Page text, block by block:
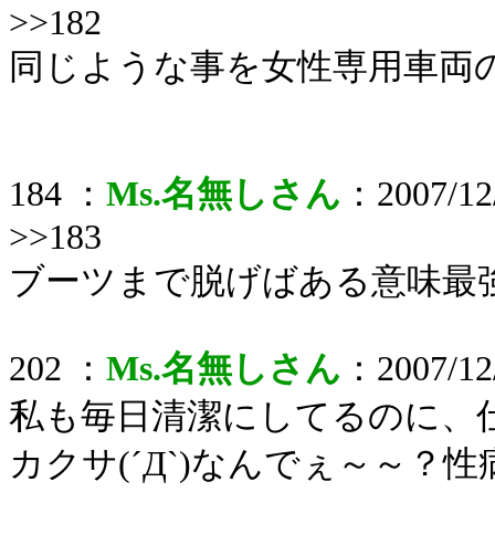
>>182
同じような事を女性専用車両
184 ： Ms.名無しさん ：2007/
>>183
ブーツまで脱げばある意味最
202 ： Ms.名無しさん ：2007/
私も毎日清潔にしてるのに
カクサ(´Д`)なんでぇ～～？性